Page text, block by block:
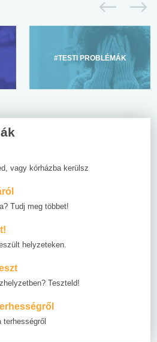
#TESTI PROBLÉMÁK
vagy kórházba kerülsz
Tudj meg többet!
helyzeteken.
Teszteld!
terhességről